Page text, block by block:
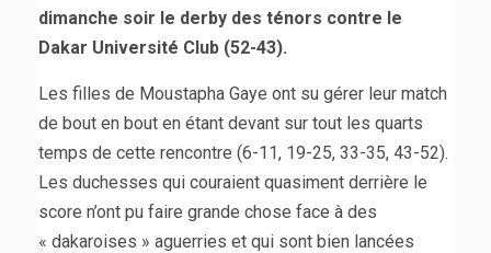
dimanche soir le derby des ténors contre le
Dakar Université Club (52-43).
Les filles de Moustapha Gaye ont su gérer leur match
de bout en bout en étant devant sur tout les quarts
temps de cette rencontre (6-11, 19-25, 33-35, 43-52).
Les duchesses qui couraient quasiment derrière le
score n’ont pu faire grande chose face à des
« dakaroises » aguerries et qui sont bien lancées